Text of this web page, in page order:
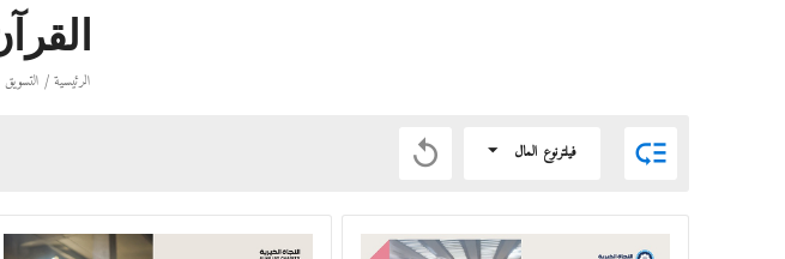
الرئيسية /
 فيلترنوع المال 